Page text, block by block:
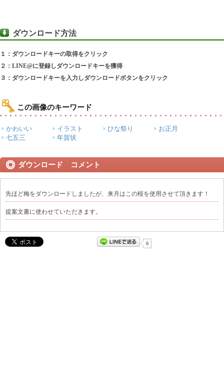
ダウンロード方法
１：ダウンロードキーの取得をクリック
２：LINE@に登録しダウンロードキーを獲得
３：ダウンロードキーを入力しダウンロードボタンをクリック
この画像のキーワード
かわいい イラスト ひな祭り
お正月
七五三
年賀状
ダウンロード コメント
先ほど梅をダウンロードしましたが、来月はこの桜を使用させて頂きます！
提案文書に使わせていただきます。
0